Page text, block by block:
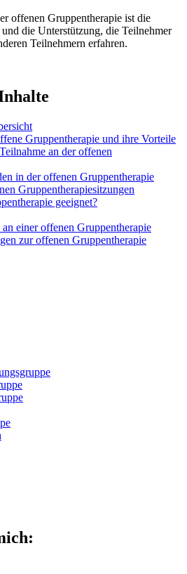
offenen Gruppentherapie ist die
die Unterstützung, die Teilnehmer
Teilnehmern erfahren.
Gruppentherapie und ihre Vorteile
an der offenen
in der offenen Gruppentherapie
Gruppentherapiesitzungen
geeignet?
einer offenen Gruppentherapie
zur offenen Gruppentherapie